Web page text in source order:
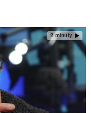
2 minuty